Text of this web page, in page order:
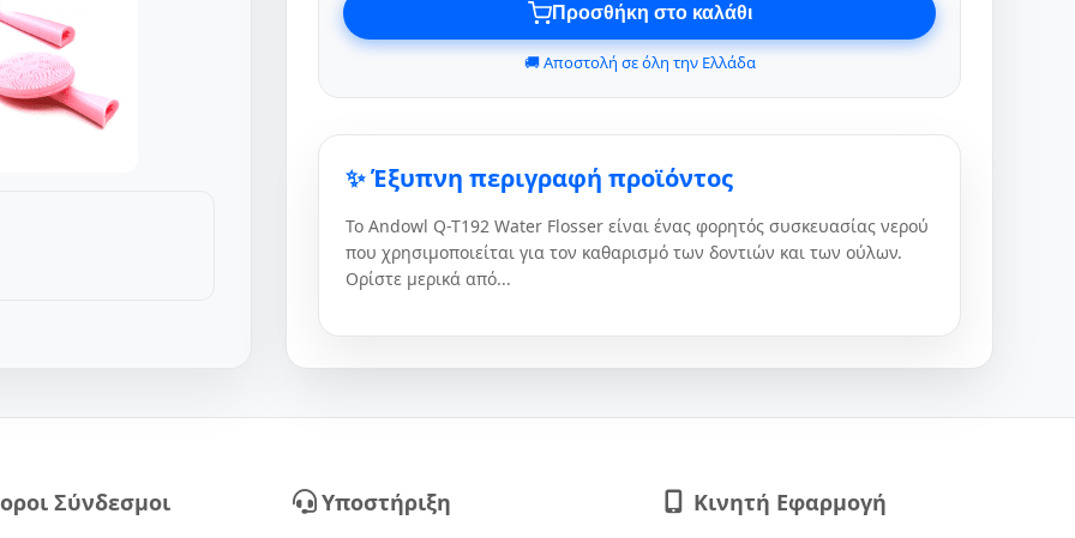
Προσθήκη στο καλάθι
🚚 Αποστολή σε όλη την Ελλάδα
✨ Έξυπνη περιγραφή προϊόντος
Το Andowl Q-T192 Water Flosser είναι ένας φορητός συσκευασίας νερού
που χρησιμοποιείται για τον καθαρισμό των δοντιών και των ούλων.
Ορίστε μερικά από...
Σύνδεσμοι Υποστήριξη Κινητή Εφαρμογή